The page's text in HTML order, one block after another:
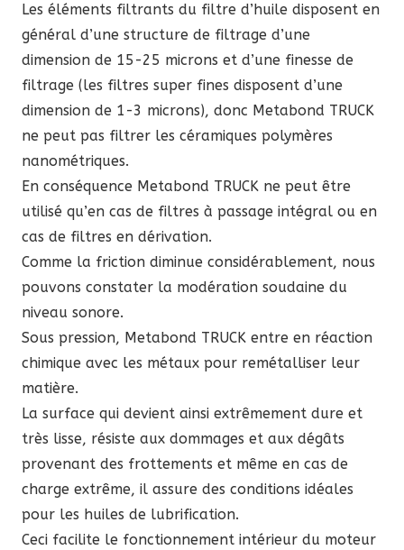
Les éléments filtrants du filtre d’huile disposent en
général d’une structure de filtrage d’une
dimension de 15-25 microns et d’une finesse de
filtrage (les filtres super fines disposent d’une
dimension de 1-3 microns), donc Metabond TRUCK
ne peut pas filtrer les céramiques polymères
nanométriques.
En conséquence Metabond TRUCK ne peut être
utilisé qu’en cas de filtres à passage intégral ou en
cas de filtres en dérivation.
Comme la friction diminue considérablement, nous
pouvons constater la modération soudaine du
niveau sonore.
Sous pression, Metabond TRUCK entre en réaction
chimique avec les métaux pour remétalliser leur
matière.
La surface qui devient ainsi extrêmement dure et
très lisse, résiste aux dommages et aux dégâts
provenant des frottements et même en cas de
charge extrême, il assure des conditions idéales
pour les huiles de lubrification.
Ceci facilite le fonctionnement intérieur du moteur